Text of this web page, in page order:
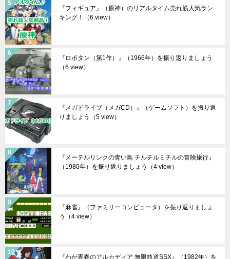
『フィギュア』（原神）のリアルタイム売れ筋人気ラン
キング！
（6 view）
『ロボタン（第1作）』（1966年）を振り返りましょう
（6 view）
『メガドライブ（メガCD）』（ゲームソフト）を振り返
りましょう
（5 view）
『メーテルリンクの青い鳥 チルチルミチルの冒険旅行』
（1980年）を振り返りましょう
（4 view）
『麻雀』（ファミリーコンピュータ）を振り返りましょ
う
（4 view）
『わが青春のアルカディア 無限軌道SSX』（1982年）を